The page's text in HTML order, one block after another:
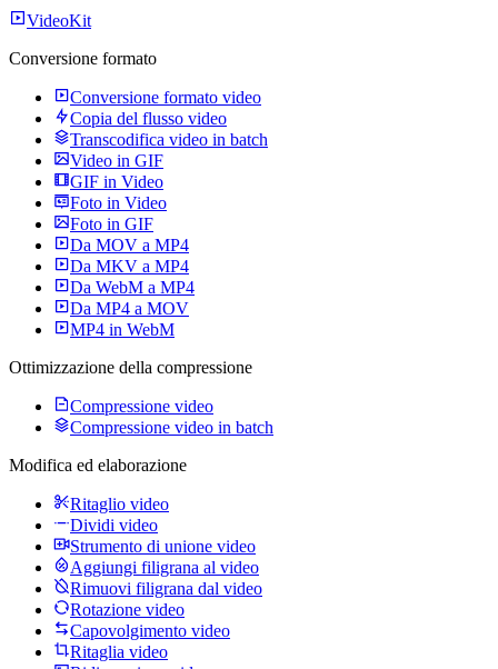
VideoKit
Conversione formato
Conversione formato video
Copia del flusso video
Transcodifica video in batch
Video in GIF
GIF in Video
Foto in Video
Foto in GIF
Da MOV a MP4
Da MKV a MP4
Da WebM a MP4
Da MP4 a MOV
MP4 in WebM
Ottimizzazione della compressione
Compressione video
Compressione video in batch
Modifica ed elaborazione
Ritaglio video
Dividi video
Strumento di unione video
Aggiungi filigrana al video
Rimuovi filigrana dal video
Rotazione video
Capovolgimento video
Ritaglia video